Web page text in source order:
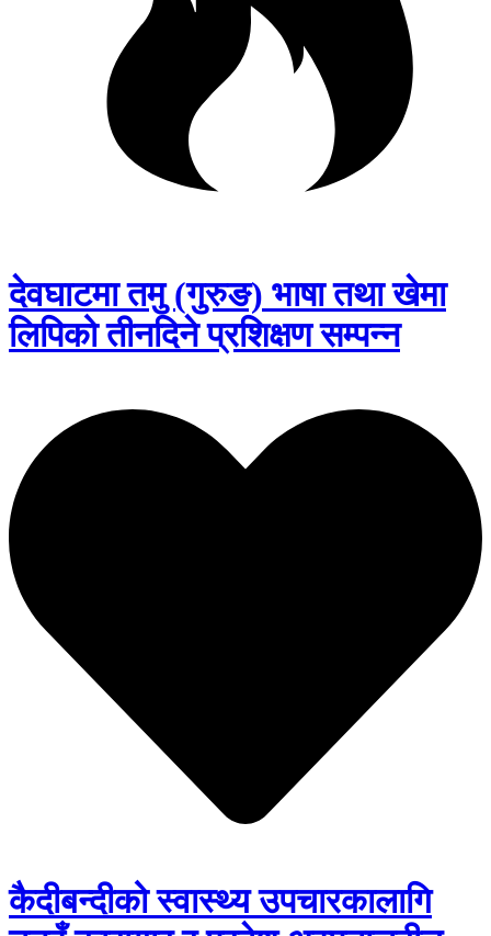
देवघाटमा तमु (गुरुङ) भाषा तथा खेमा
लिपिको तीनदिने प्रशिक्षण सम्पन्न
कैदीबन्दीको स्वास्थ्य उपचारकालागि